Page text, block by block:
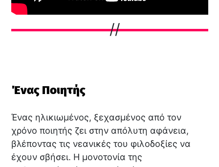
Ένας Ποιητής
Ένας ηλικιωμένος, ξεχασμένος από τον
χρόνο ποιητής ζει στην απόλυτη αφάνεια,
βλέποντας τις νεανικές του φιλοδοξίες να
έχουν σβήσει. Η μονοτονία της